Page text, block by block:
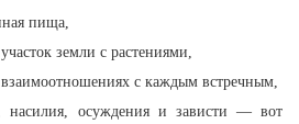
пища,
земли с растениями,
с каждым встречным,
насилия, осуждения и зависти — вот